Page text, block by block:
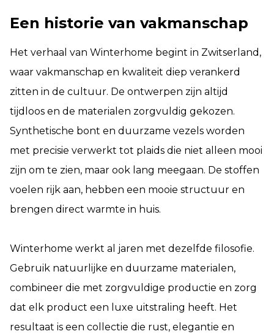
Een historie van vakmanschap
Het verhaal van Winterhome begint in Zwitserland,
waar vakmanschap en kwaliteit diep verankerd
zitten in de cultuur. De ontwerpen zijn altijd
tijdloos en de materialen zorgvuldig gekozen.
Synthetische bont en duurzame vezels worden
met precisie verwerkt tot plaids die niet alleen mooi
zijn om te zien, maar ook lang meegaan. De stoffen
voelen rijk aan, hebben een mooie structuur en
brengen direct warmte in huis.
Winterhome werkt al jaren met dezelfde filosofie.
Gebruik natuurlijke en duurzame materialen,
combineer die met zorgvuldige productie en zorg
dat elk product een luxe uitstraling heeft. Het
resultaat is een collectie die rust, elegantie en